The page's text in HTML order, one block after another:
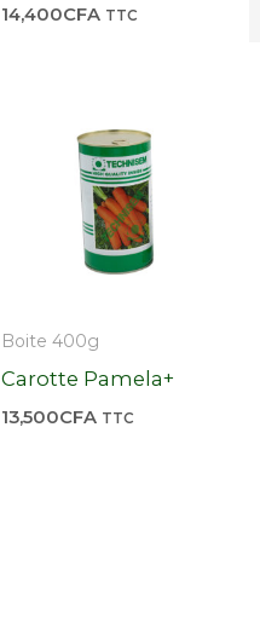
14,400CFA TTC
Boite 400g
Carotte Pamela+
13,500CFA TTC